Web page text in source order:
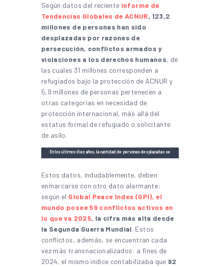
Según datos del reciente informe de
Tendencias Globales de ACNUR, 123,2
millones de personas han sido
desplazadas por razones de
persecución, conflictos armados y
violaciones a los derechos humanos, de
las cuales 31 millones corresponden a
refugiados bajo la protección de ACNUR y
5,9 millones de personas pertenecen a
otras categorías en necesidad de
protección internacional, más allá del
estatus formal de refugiado o solicitante
de asilo.
En los últimos diez años, la cantidad de personas desplazadas se
Estos datos, indudablemente, deben
enmarcarse con otro dato alarmante:
según el Global Peace Index (GPI), el
mundo posee 59 conflictos activos en
lo que va 2025, la cifra más alta desde
la Segunda Guerra Mundial. Estos
conflictos, además, se encuentran cada
vez más transnacionalizados: a fines de
2024, el mismo índice contabilizaba que 92